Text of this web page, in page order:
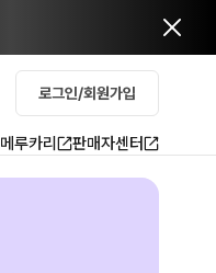
로그인/회원가입
메루카리 판매자센터